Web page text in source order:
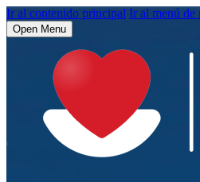
Ir al contenido principal Ir al menú de
Open Menu